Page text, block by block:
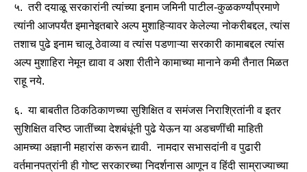
५. तरी दयाळू सरकारांनी त्यांच्या इनाम जमिनी पाटील-कुळकर्ण्यांप्रमाणे
त्यांनी आजपर्यंत इमानेइतबारे अल्प मुशाहिऱ्यावर केलेल्या नोकरीबद्दल, त्यांस
तशाच पुढे इनाम चालू ठेवाव्या व त्यांस पडणाऱ्या सरकारी कामाबद्दल त्यांस
अल्प मुशाहिरा नेमून द्यावा व अशा रीतीने कामाच्या मानाने कमी तैनात मिळत
राहू नये.
६. या बाबतीत ठिकठिकाणच्या सुशिक्षित व समंजस निराश्रितांनी व इतर
सुशिक्षित वरिष्ठ जातींच्या देशबंधूंनी पुढे येऊन या अडचणींची माहिती
आमच्या अज्ञानी महारांस करून द्यावी. नामदार सभासदांनी व पुढारी
वर्तमानपत्रांनी ही गोष्ट सरकारच्या निदर्शनास आणून व हिंदी साम्राज्याच्या